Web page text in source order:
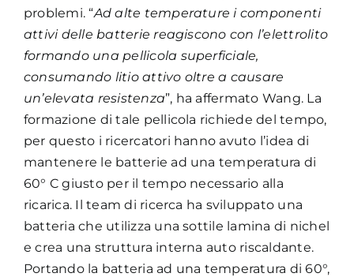
problemi. “Ad alte temperature i componenti
attivi delle batterie reagiscono con l’elettrolito
formando una pellicola superficiale,
consumando litio attivo oltre a causare
un’elevata resistenza”, ha affermato Wang. La
formazione di tale pellicola richiede del tempo,
per questo i ricercatori hanno avuto l’idea di
mantenere le batterie ad una temperatura di
60° C giusto per il tempo necessario alla
ricarica. Il team di ricerca ha sviluppato una
batteria che utilizza una sottile lamina di nichel
e crea una struttura interna auto riscaldante.
Portando la batteria ad una temperatura di 60°,